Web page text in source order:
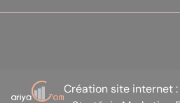
Création site internet